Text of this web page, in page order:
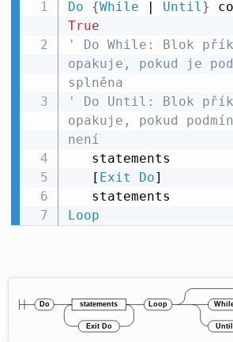
Do {While Until}
True
' Do While: Blok
opakuje, pokud je
splněna
' Do Until: Blok
opakuje, pokud
není
   [
Exit Do]
Loop